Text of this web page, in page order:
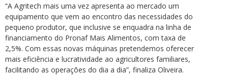
“A Agritech mais uma vez apresenta ao mercado um
equipamento que vem ao encontro das necessidades do
pequeno produtor, que inclusive se enquadra na linha de
financiamento do Pronaf Mais Alimentos, com taxa de
2,5%. Com essas novas máquinas pretendemos oferecer
mais eficiência e lucratividade ao agricultores familiares,
facilitando as operações do dia a dia”, finaliza Oliveira.